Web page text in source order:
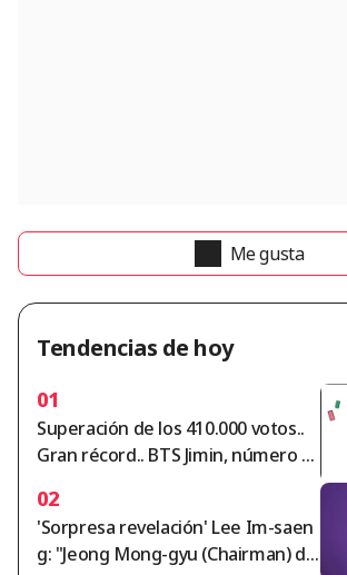
Me gusta
Tendencias de hoy
01
Superación de los 410.000 votos..
Gran récord.. BTS Jimin, número 1 i
o de ídolos de StarRanking
02
'Sorpresa revelación' Lee Im-saen
g: "Jeong Mong-gyu (Chairman) di